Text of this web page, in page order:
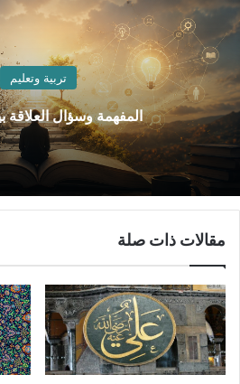
تربية وتعليم
المفهمة وسؤال العلاقة
مقالات ذات صلة